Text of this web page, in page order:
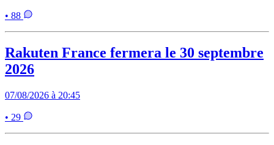
• 88
Rakuten France fermera le 30 septembre
2026
07/08/2026 à 20:45
• 29